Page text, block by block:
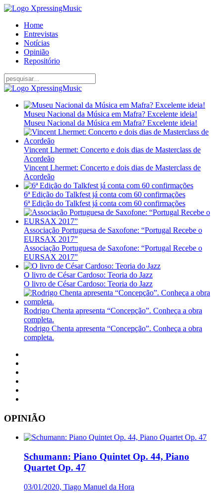
Home
Entrevistas
Notícias
Opinião
Repositório
Museu Nacional da Música em Mafra? Excelente ideia!
Museu Nacional da Música em Mafra? Excelente ideia!
Vincent Lhermet: Concerto e dois dias de Masterclass de
Acordeão
Vincent Lhermet: Concerto e dois dias de Masterclass de
Acordeão
6ª Edição do Talkfest já conta com 60 confirmações
6ª Edição do Talkfest já conta com 60 confirmações
Associação Portuguesa de Saxofone: “Portugal Recebe o
EURSAX 2017”
Associação Portuguesa de Saxofone: “Portugal Recebe o
EURSAX 2017”
O livro de César Cardoso: Teoria do Jazz
O livro de César Cardoso: Teoria do Jazz
Rodrigo Chenta apresenta “Concepção”. Conheça a obra
completa.
Rodrigo Chenta apresenta “Concepção”. Conheça a obra
completa.
OPINIÃO
Schumann: Piano Quintet Op. 44, Piano
Quartet Op. 47
03/01/2020, Tiago Manuel da Hora